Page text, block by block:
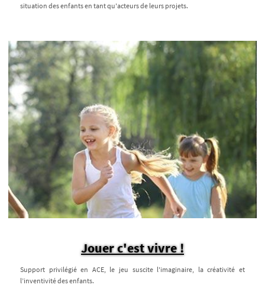
situation des enfants en tant qu'acteurs de leurs projets.
Jouer c'est vivre !
Support privilégié en ACE, le jeu suscite l'imaginaire, la créativité et
l’inventivité des enfants.